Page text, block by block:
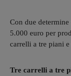
Con due
5.000 euro per
carrelli a tre piani
Tre carrelli a tre